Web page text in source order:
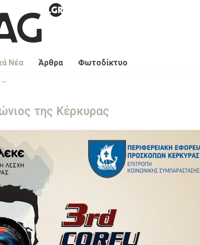
Νέα Άρθρα Φωτοδίκτυο
…
της Κέρκυρας